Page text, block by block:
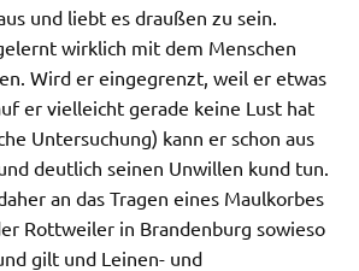
und liebt es draußen zu sein.
wirklich mit dem Menschen
Wird er eingegrenzt, weil er etwas
er vielleicht gerade keine Lust hat
Untersuchung) kann er schon aus
deutlich seinen Unwillen kund tun.
an das Tragen eines Maulkorbes
Rottweiler in Brandenburg sowieso
gilt und Leinen- und